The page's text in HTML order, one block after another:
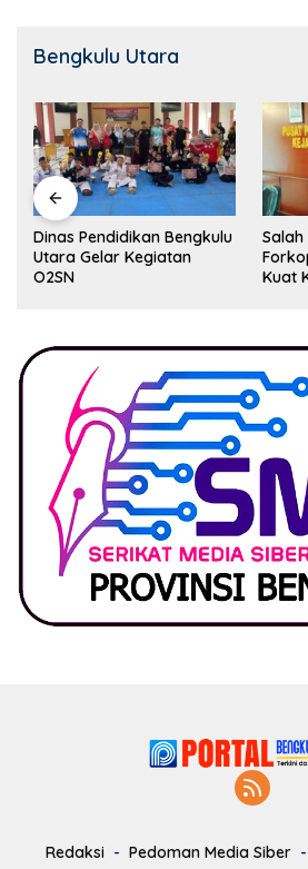
Bengkulu Utara
Dinas Pendidikan Bengkulu
Utara Gelar Kegiatan
O2SN
Salah
Kuat
Redaksi Pedoman Media Siber